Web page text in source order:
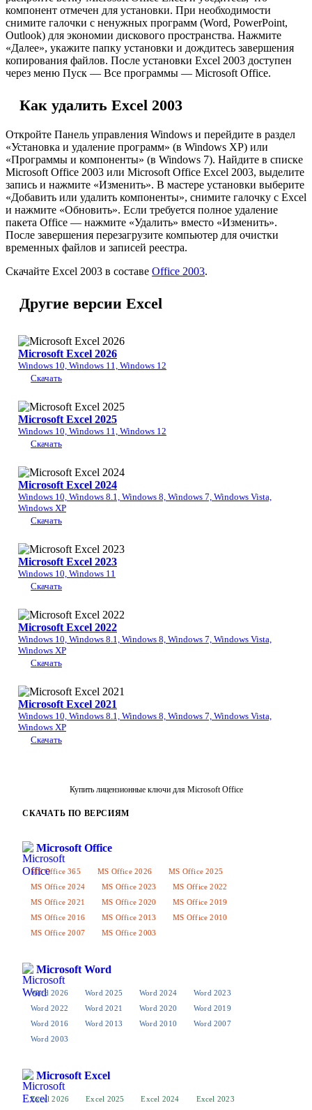
компонент отмечен для установки. При необходимости
снимите галочки с ненужных программ (Word, PowerPoint,
Outlook) для экономии дискового пространства. Нажмите
«Далее», укажите папку установки и дождитесь завершения
копирования файлов. После установки Excel 2003 доступен
через меню Пуск — Все программы — Microsoft Office.
Как удалить Excel 2003
Откройте Панель управления Windows и перейдите в раздел
«Установка и удаление программ» (в Windows XP) или
«Программы и компоненты» (в Windows 7). Найдите в списке
Microsoft Office 2003 или Microsoft Office Excel 2003, выделите
запись и нажмите «Изменить». В мастере установки выберите
«Добавить или удалить компоненты», снимите галочку с Excel
и нажмите «Обновить». Если требуется полное удаление
пакета Office — нажмите «Удалить» вместо «Изменить».
После завершения перезагрузите компьютер для очистки
временных файлов и записей реестра.
Скачайте Excel 2003 в составе Office 2003.
Другие версии Excel
Microsoft Excel 2026
Windows 10, Windows 11, Windows 12
Скачать
Microsoft Excel 2025
Windows 10, Windows 11, Windows 12
Скачать
Microsoft Excel 2024
Windows 10, Windows 8.1, Windows 8, Windows 7, Windows Vista,
Windows XP
Скачать
Microsoft Excel 2023
Windows 10, Windows 11
Скачать
Microsoft Excel 2022
Windows 10, Windows 8.1, Windows 8, Windows 7, Windows Vista,
Windows XP
Скачать
Microsoft Excel 2021
Windows 10, Windows 8.1, Windows 8, Windows 7, Windows Vista,
Windows XP
Скачать
Купить лицензионные ключи для Microsoft Office
СКАЧАТЬ ПО ВЕРСИЯМ
Microsoft Office
MS Office 365 MS Office 2026
MS Office 2025
MS Office 2024
MS Office 2023
MS Office 2022
MS Office 2021
MS Office 2020
MS Office 2019
MS Office 2016
MS Office 2013
MS Office 2010
MS Office 2007
MS Office 2003
Microsoft Word
Word 2026 Word 2025 Word 2024
Word 2023
Word 2022
Word 2021 Word 2020
Word 2019
Word 2016
Word 2013 Word 2010
Word 2007
Word 2003
Microsoft Excel
Excel 2026 Excel 2025 Excel 2024
Excel 2023